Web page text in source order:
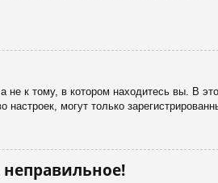
к тому, в котором находитесь вы. В
могут только